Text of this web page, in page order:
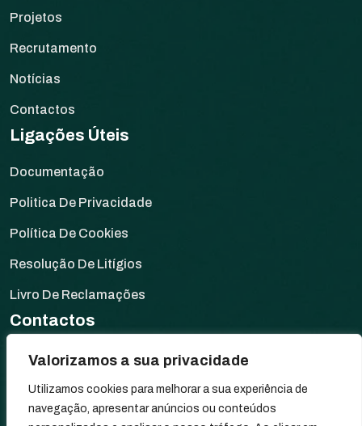
Valorizamos a sua privacidade
Utilizamos cookies para melhorar a sua experiência de
navegação, apresentar anúncios ou conteúdos
Projetos
Recrutamento
Notícias
Contactos
Ligações Úteis
Documentação
Politica De Privacidade
Política De Cookies
Resolução De Litígios
Livro De Reclamações
Contactos
Rua da Fonte de Elvas,
7340-034 Arronches, Portugal